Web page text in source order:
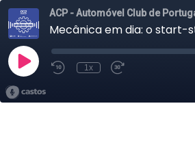
ACP - Automóvel Club de
Mecânica em dia: o start-
1x